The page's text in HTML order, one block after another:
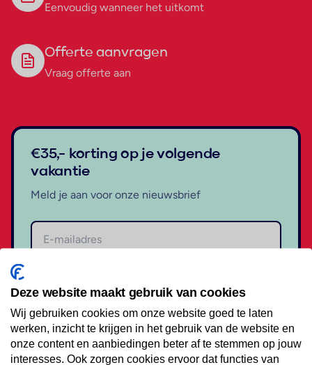
Eenvoudig wanneer het uitkomt
Offerte aanvragen
Vraag offerte aan
€35,- korting op je volgende
vakantie
Meld je aan voor onze nieuwsbrief
Volg ons op social media
Deze website maakt gebruik van cookies
Wij gebruiken cookies om onze website goed te laten
werken, inzicht te krijgen in het gebruik van de website en
onze content en aanbiedingen beter af te stemmen op jouw
interesses. Ook zorgen cookies ervoor dat functies van